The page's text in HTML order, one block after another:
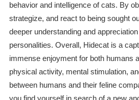
behavior and intelligence of cats. By
strategize, and react to being sought
deeper understanding and
personalities. Overall, Hidecat is a
immense enjoyment for both humans
physical activity, mental stimulation,
between humans and their feline